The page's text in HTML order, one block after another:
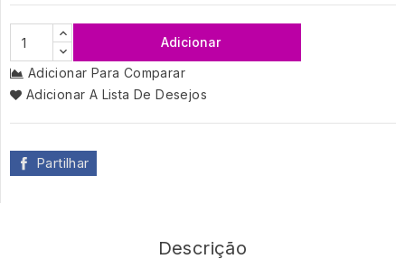
Adicionar
Adicionar Para Comparar
Adicionar A Lista De Desejos
Partilhar
Descrição